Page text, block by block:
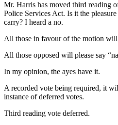
Mr. Harris has moved third reading
Police Services Act. Is it the
carry? I heard a no.
All those in favour of the motion will
All those opposed will please say
In my opinion, the ayes have it.
A recorded vote being required, it
instance of deferred votes.
Third reading vote deferred.